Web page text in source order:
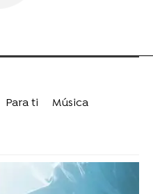
Para ti
Música